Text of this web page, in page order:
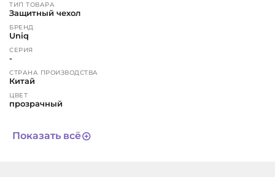
ТИП ТОВАРА
Защитный чехол
БРЕНД
Uniq
СЕРИЯ
-
СТРАНА ПРОИЗВОДСТВА
Китай
ЦВЕТ
прозрачный
АРТИКУЛ
Показать всё